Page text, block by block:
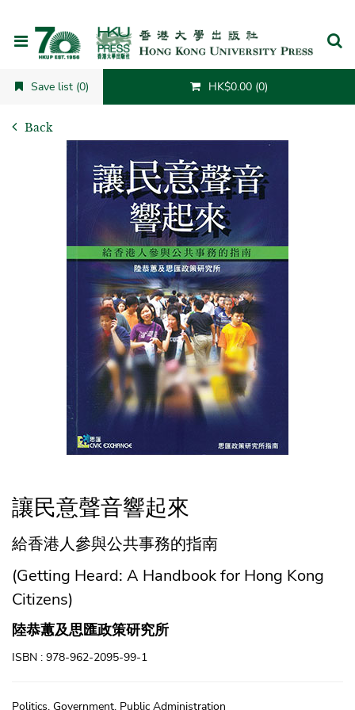
Save list (0) HK$0.00 (0)
Back
讓民意聲音響起來
給香港人參與公共事務的指南
(Getting Heard: A Handbook for Hong Kong
Citizens)
陸恭蕙及思匯政策研究所
ISBN : 978-962-2095-99-1
Politics, Government, Public Administration